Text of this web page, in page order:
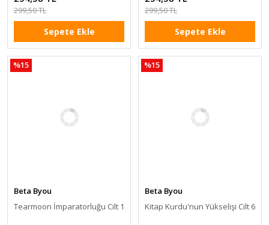
299,50 TL
Sepete Ekle
299,50 TL
Sepete Ekle
%15
Beta Byou
Tearmoon İmparatorluğu Cilt 1
%15
Beta Byou
Kitap Kurdu'nun Yükselişi Cilt 6